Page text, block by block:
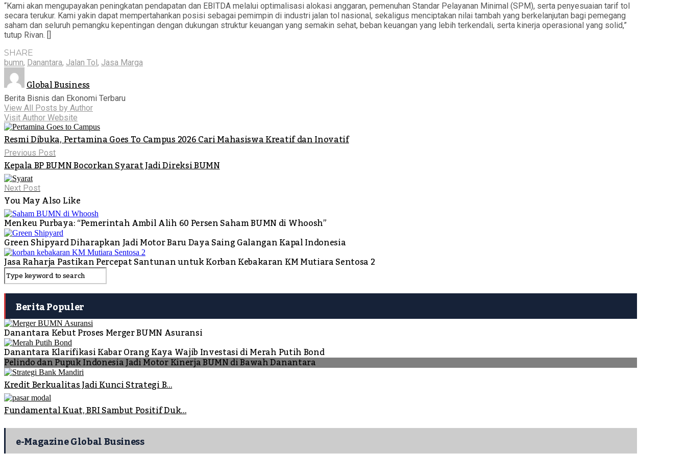
“Kami akan mengupayakan peningkatan pendapatan dan EBITDA melalui optimalisasi alokasi anggaran, pemenuhan Standar Pelayanan Minimal (SPM), serta penyesuaian tarif tol
secara terukur. Kami yakin dapat mempertahankan posisi sebagai pemimpin di industri jalan tol nasional, sekaligus menciptakan nilai tambah yang berkelanjutan bagi pemegang
saham dan seluruh pemangku kepentingan dengan dukungan struktur keuangan yang semakin sehat, beban keuangan yang lebih terkendali, serta kinerja operasional yang solid,”
tutup Rivan. []
SHARE
bumn, Danantara, Jalan Tol, Jasa Marga
Global Business
Berita Bisnis dan Ekonomi Terbaru
View All Posts by Author
Visit Author Website
Resmi Dibuka, Pertamina Goes To Campus 2026 Cari Mahasiswa Kreatif dan Inovatif
Previous Post
Kepala BP BUMN Bocorkan Syarat Jadi Direksi BUMN
Next Post
You May Also Like
Menkeu Purbaya: “Pemerintah Ambil Alih 60 Persen Saham BUMN di Whoosh”
Green Shipyard Diharapkan Jadi Motor Baru Daya Saing Galangan Kapal Indonesia
Jasa Raharja Pastikan Percepat Santunan untuk Korban Kebakaran KM Mutiara Sentosa 2
Berita Populer
Danantara Kebut Proses Merger BUMN Asuransi
Danantara Klarifikasi Kabar Orang Kaya Wajib Investasi di Merah Putih Bond
Pelindo dan Pupuk Indonesia Jadi Motor Kinerja BUMN di Bawah Danantara
Kredit Berkualitas Jadi Kunci Strategi B...
Fundamental Kuat, BRI Sambut Positif Duk...
e-Magazine Global Business